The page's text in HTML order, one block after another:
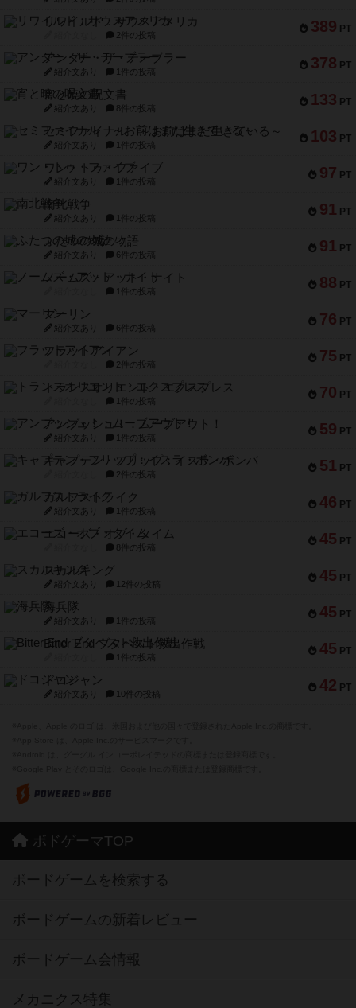
389 PT
リワイルド：サウスアメリカ
2件の投稿
378 PT
アンダー・ザ・テーブラー
紹介文あり 1件の投稿
133 PT
宵と暁の呪文書
紹介文あり 8件の投稿
103 PT
セミファイナル ～お前はまだ生きている～
紹介文あり 1件の投稿
97 PT
ワン・トゥ・ファイブ
紹介文あり 1件の投稿
91 PT
南北戦争
紹介文あり 1件の投稿
91 PT
ふたつの城の物語
紹介文あり 6件の投稿
88 PT
ノームズ・アット・ナイト
1件の投稿
76 PT
マーリン
紹介文あり 6件の投稿
75 PT
フラットアイアン
2件の投稿
70 PT
トランスオリエント・エクスプレス
1件の投稿
59 PT
アンブッシュ！：ムーブアウト！
紹介文あり 1件の投稿
51 PT
キャプテン・フリップ：イスラ・ボンバ
2件の投稿
46 PT
ガルフストライク
紹介文あり 1件の投稿
45 PT
エコーズ・オブ・タイム
8件の投稿
45 PT
スカルキング
紹介文あり 12件の投稿
45 PT
海兵隊
紹介文あり 1件の投稿
45 PT
Bitter End ブタペスト救出作戦
1件の投稿
42 PT
ドコジャン
紹介文あり 10件の投稿
ボドゲーマTOP
ボードゲームを検索する
ボードゲームの新着レビュー
ボードゲーム会情報
メカニクス特集